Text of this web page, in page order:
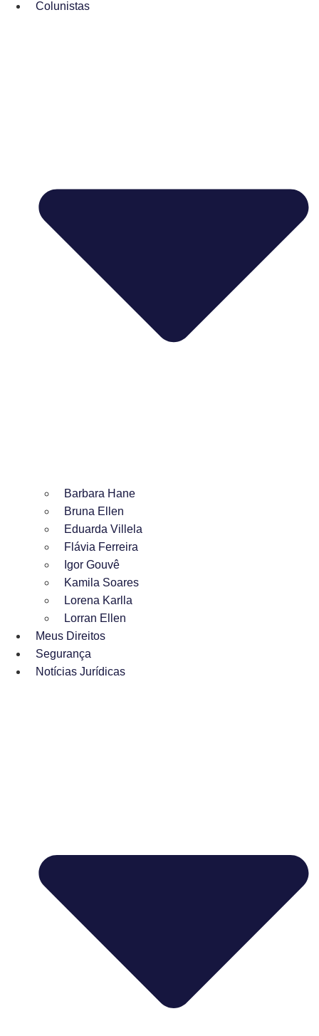
Colunistas
Barbara Hane
Bruna Ellen
Eduarda Villela
Flávia Ferreira
Igor Gouvê
Kamila Soares
Lorena Karlla
Lorran Ellen
Meus Direitos
Segurança
Notícias Jurídicas